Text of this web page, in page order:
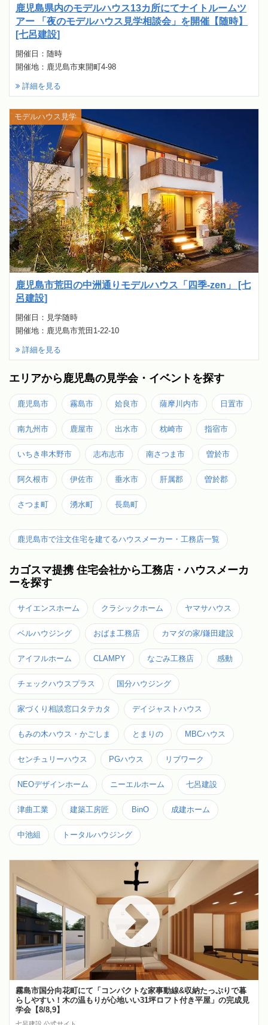
鹿児島県内のモデルハウス13カ所にてナイトルームツ
アー 「夜のモデルハウス見学相談会」を開催【随時】
[七呂建設]
開催日：随時
開催地：鹿児島市東開町4-98
詳細を見る
鹿児島市荒田の中洲通りモデルハウス「四季-zen」 [七
呂建設]
開催日：見学随時
開催地：鹿児島市荒田1-22-10
詳細を見る
モデルハウス見学
エリアから鹿児島の見学会・イベントを探す
鹿児島市 霧島市 姶良市 薩摩川内市 日置市
南九州市 鹿屋市 出水市 枕崎市 指宿市
いちき串木野市 志布志市 南さつま市 曽於市
阿久根市 伊佐市 垂水市 肝属郡 曽於郡
さつま町 湧水町 長島町
鹿児島市で注文住宅を建てるハウスメーカー・工務店一覧
カゴスマ提携 住宅会社から工務店・ハウスメーカ
ーを探す
サイエンスホーム クラシックホーム ヤマサハウス
ベルハウジング おばま工務店 カマダの家/鎌田建設
アイフルホーム CLAMPY なごみ工務店 感動
チェックハウスプラス 国分ハウジング
家づくり相談窓口タテカタ デイジャストハウス
もみの木ハウス・かごしま とまりの MBCハウス
センチュリーハウス PGハウス リブワーク
NEOデザインホーム ニーエルホーム 七呂建設
津曲工業 建築工房匠 BinO 成建ホーム
中池組 トータルハウジング
霧島市国分向花町にて「コンパクトな家事動線&収納たっぷりで暮
らしやすい！木の温もりが心地いい31坪ロフト付き平屋」の完成見
学会【8/8,9】